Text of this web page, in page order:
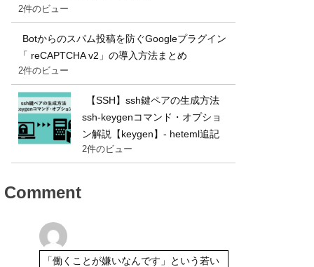
2件のビュー
Botからのスパム投稿を防ぐGoogleプラグイン
「 reCAPTCHA v2」の導入方法まとめ
2件のビュー
【SSH】ssh鍵ペアの生成方法
ssh-keygenコマンド・オプショ
ン解説【keygen】- heteml追記
2件のビュー
Comment
「働くことが嫌いなんです」という若い